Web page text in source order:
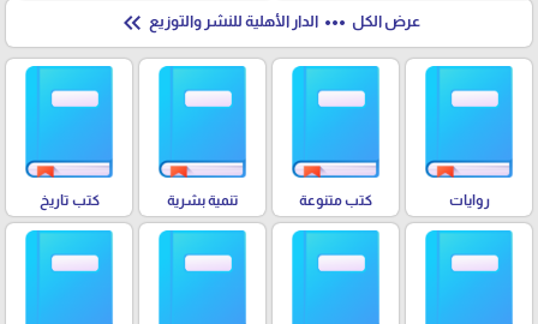
عرض الكل more_horiz الدار الأهلية للنشر والتوزيع keyboard_double_arrow_left
روايات كتب متنوعة تنمية بشرية كتب تاريخ